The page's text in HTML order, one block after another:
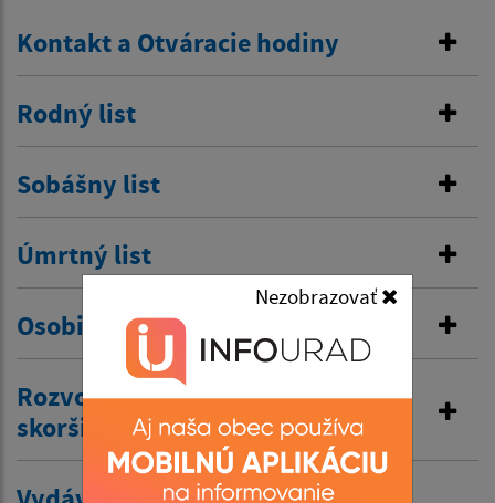
Nezobrazovať
Kontakt a Otváracie hodiny
Rodný list
Sobášny list
Úmrtný list
Osobitná matrika
Rozvod manželstva a prijatie
skoršieho priezviska